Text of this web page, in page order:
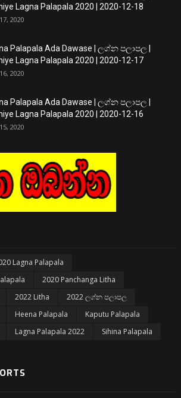
Lagna Palapala 2020 | 2020-12-18
2020
Palapala Ada Dawase | ලග්න පලාපල |
Lagna Palapala 2020 | 2020-12-17
2020
Palapala Ada Dawase | ලග්න පලාපල |
Lagna Palapala 2020 | 2020-12-16
2020
Lagna Palapala
2020 Panchanga Litha
2022 Litha
2022 ලග්න පලාපල
Heena Palapala
Kaputu Palapala
Lagna Palapala 2022
Sihina Palapala